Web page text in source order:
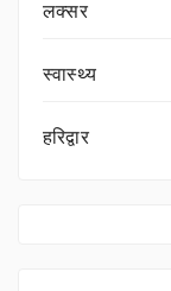
लक्सर
स्वास्थ्य
हरिद्वार